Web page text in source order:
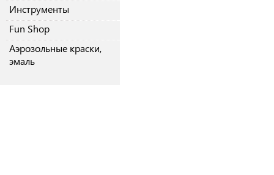
Инструменты
Fun Shop
Аэрозольные краски,
эмаль